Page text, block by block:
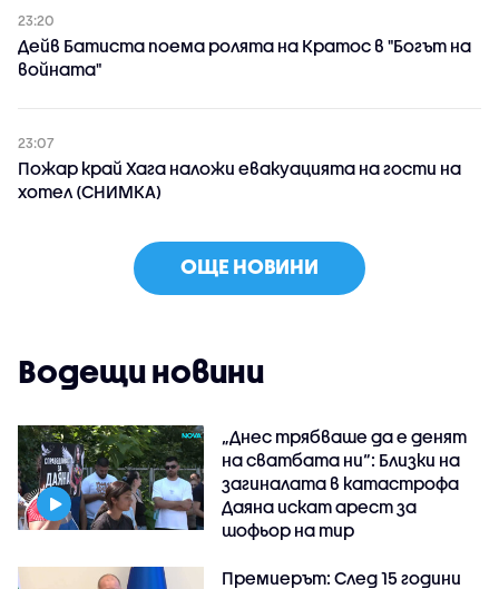
23:20
Дейв Батиста поема ролята на Кратос в "Богът на
войната"
23:07
Пожар край Хага наложи евакуацията на гости на
хотел (СНИМКА)
ОЩЕ НОВИНИ
Водещи новини
„Днес трябваше да е денят
на сватбата ни“: Близки на
загиналата в катастрофа
Даяна искат арест за
шофьор на тир
Премиерът: След 15 години